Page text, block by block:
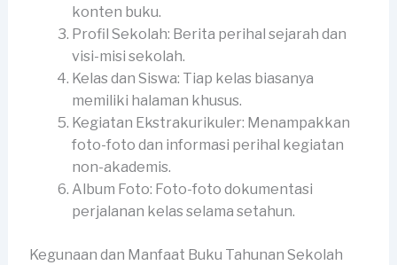
konten buku.
Profil Sekolah: Berita perihal sejarah dan
visi-misi sekolah.
Kelas dan Siswa: Tiap kelas biasanya
memiliki halaman khusus.
Kegiatan Ekstrakurikuler: Menampakkan
foto-foto dan informasi perihal kegiatan
non-akademis.
Album Foto: Foto-foto dokumentasi
perjalanan kelas selama setahun.
Kegunaan dan Manfaat Buku Tahunan Sekolah